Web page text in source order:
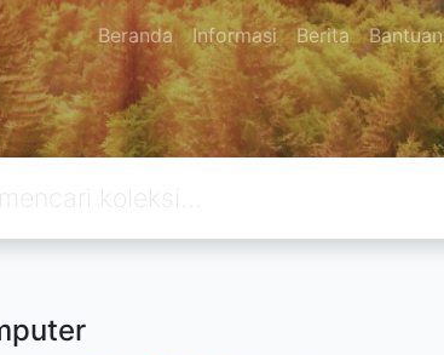
Beranda Informasi Berita Bantuan